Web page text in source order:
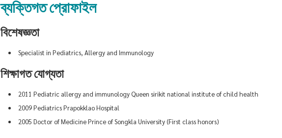
ব্যক্তিগত প্রোফাইল
বিশেষজ্ঞতা
Specialist in Pediatrics, Allergy and Immunology
শিক্ষাগত যোগ্যতা
2011 Pediatric allergy and immunology Queen sirikit national institute of child health
2009 Pediatrics Prapokklao Hospital
2005 Doctor of Medicine Prince of Songkla University (First class honors)